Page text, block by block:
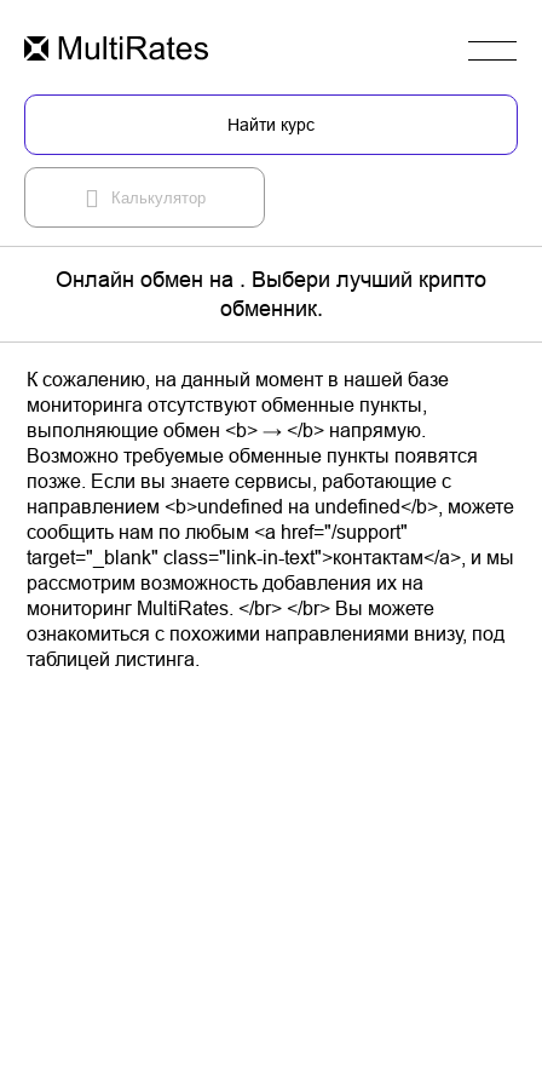
Найти курс
Калькулятор
Онлайн обмен на . Выбери лучший крипто
обменник.
К сожалению, на данный момент в нашей базе
мониторинга отсутствуют обменные пункты,
выполняющие обмен <b> → </b> напрямую.
Возможно требуемые обменные пункты появятся
позже. Если вы знаете сервисы, работающие с
направлением <b>undefined на undefined</b>, можете
сообщить нам по любым <a href="/support"
target="_blank" class="link-in-text">контактам</a>, и мы
рассмотрим возможность добавления их на
мониторинг MultiRates. </br> </br> Вы можете
ознакомиться с похожими направлениями внизу, под
таблицей листинга.